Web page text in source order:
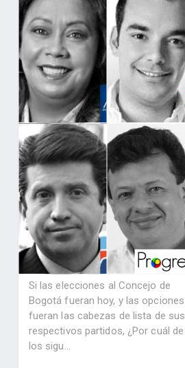
Si las elecciones al Concejo de
Bogotá fueran hoy, y las opciones
fueran las cabezas de lista de sus
respectivos partidos, ¿Por cuál de
los sigu...